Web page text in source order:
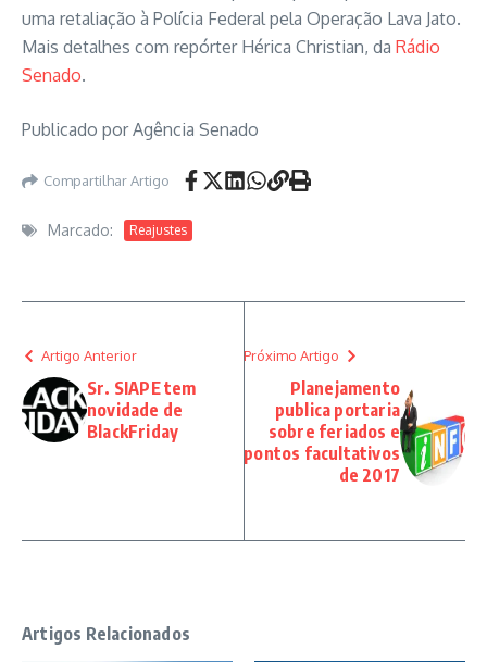
uma retaliação à Polícia Federal pela Operação Lava Jato.
Mais detalhes com repórter Hérica Christian, da Rádio
Senado.
Publicado por Agência Senado
Compartilhar Artigo
Marcado: Reajustes
Artigo Anterior
Sr. SIAPE tem
novidade de
BlackFriday
Próximo Artigo
Planejamento
publica portaria
sobre feriados e
pontos facultativos
de 2017
Artigos Relacionados